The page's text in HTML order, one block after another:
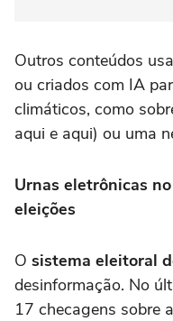
Outros conteúdos
ou criados com IA
climáticos, como
aqui e aqui) ou uma
Urnas eletrônicas
eleições
O sistema eleitoral
desinformação. No
17 checagens sobre